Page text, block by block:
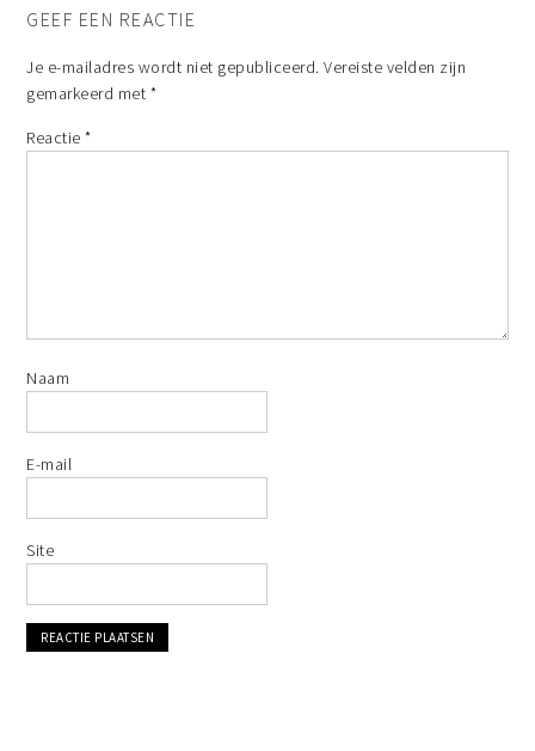
GEEF EEN REACTIE
Je e-mailadres wordt niet gepubliceerd. Vereiste velden zijn
gemarkeerd met *
Reactie*
Naam
E-mail
Site